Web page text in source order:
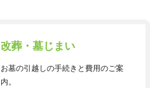
改葬・墓じまい
お墓の引越しの手続きと費用のご案
内。